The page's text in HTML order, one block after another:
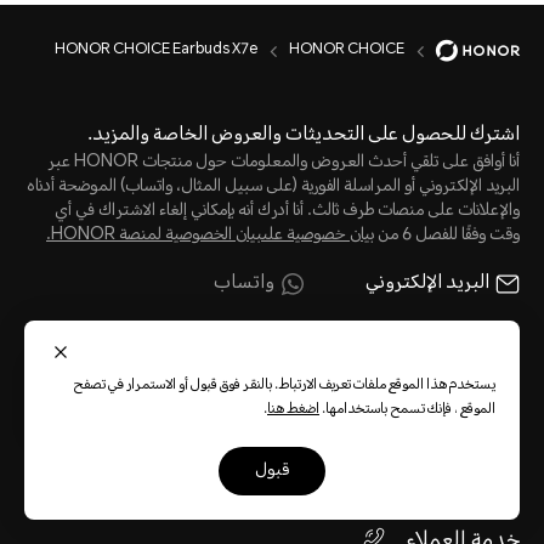
HONOR CHOICE
HONOR CHOICE Earbuds X7e
اشترك للحصول على التحديثات والعروض الخاصة والمزيد.
أنا أوافق على تلقي أحدث العروض والمعلومات حول منتجات HONOR عبر
البريد الإلكتروني أو المراسلة الفورية (على سبيل المثال، واتساب) الموضحة أدناه
والإعلانات على منصات طرف ثالث. أنا أدرك أنه بإمكاني إلغاء الاشتراك في أي
وقت وفقًا للفصل 6 من
بيان خصوصية علىبيان الخصوصية لمنصة HONOR‬.
البريد الإلكتروني واتساب
قم بالتسجيل
يستخدم هذا الموقع ملفات تعريف الارتباط. بالنقر فوق قبول أو الاستمرار في تصفح
الموقع ، فإنك تسمح باستخدامها.اضغط هنا.
قبول